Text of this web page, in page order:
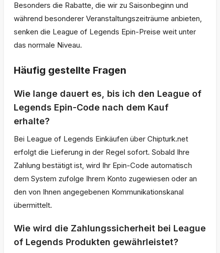
Besonders die Rabatte, die wir zu Saisonbeginn und
während besonderer Veranstaltungszeiträume anbieten,
senken die League of Legends Epin-Preise weit unter
das normale Niveau.
Häufig gestellte Fragen
Wie lange dauert es, bis ich den League of
Legends Epin-Code nach dem Kauf
erhalte?
Bei League of Legends Einkäufen über Chipturk.net
erfolgt die Lieferung in der Regel sofort. Sobald Ihre
Zahlung bestätigt ist, wird Ihr Epin-Code automatisch
dem System zufolge Ihrem Konto zugewiesen oder an
den von Ihnen angegebenen Kommunikationskanal
übermittelt.
Wie wird die Zahlungssicherheit bei League
of Legends Produkten gewährleistet?